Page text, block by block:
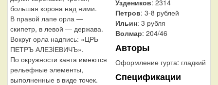
большая корона над ними.
В правой лапе орла —
скипетр, в левой — держава.
Вокруг орла надпись: «ЦРЬ
ПЕТРЪ АЛЕЗIЕВИЧЪ».
По окружности канта имеются
рельефные элементы,
выполненные в виде точек.
Уздеников: 2314
Петров: 3-8 рублей
Ильин: 3 рубля
Волмар: 204/46
Авторы
Оформление гурта: гладкий
Спецификации